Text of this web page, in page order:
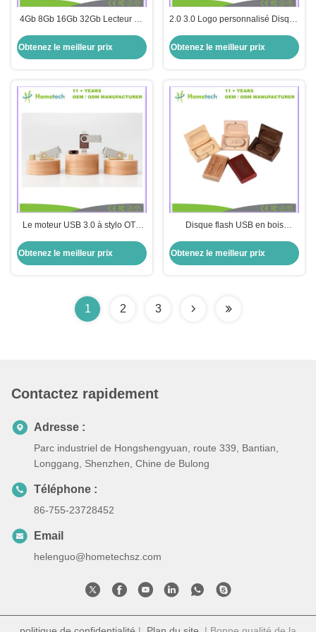
4Gb 8Gb 16Gb 32Gb Lecteur de
Obtenez le meilleur prix
2.0 3.0 Logo personnalisé Disque
64 Go 128 Go
Obtenez le meilleur prix
Le moteur USB 3.0 à stylo OTG
Obtenez le meilleur prix
Disque flash USB en bois
Go 64 Go 1 TB
Obtenez le meilleur prix
1 2 3
Contactez rapidement
Adresse :
Parc industriel de Hongshengyuan, route 339, Bantian,
Longgang, Shenzhen, Chine de Bulong
Téléphone :
86-755-23728452
Email
helenguo@hometechsz.com